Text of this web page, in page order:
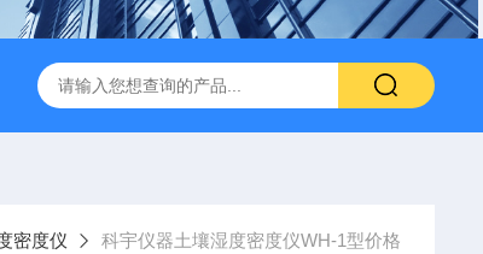
水率试验容量筒试验方法 生石灰浆渣测定仪
密度仪 科宇仪器土壤湿度密度仪WH-1型价格